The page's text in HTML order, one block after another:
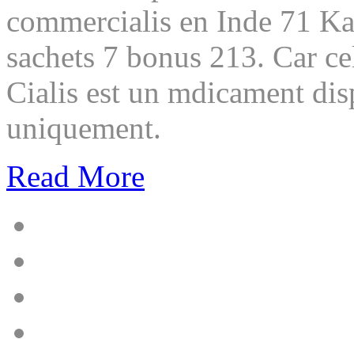
commercialis en Inde 71
sachets 7 bonus 213. Car
Cialis est un mdicament
uniquement.
Read More